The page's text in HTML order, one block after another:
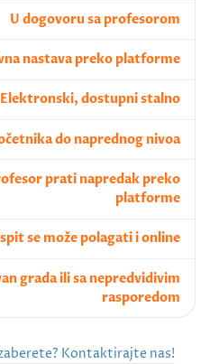
U dogovoru sa profesorom
nastava preko platforme
Elektronski, dostupni stalno
do naprednog nivoa
prati napredak preko
platforme
se može polagati i online
grada ili sa nepredvidivim
rasporedom
Kontaktirajte nas!